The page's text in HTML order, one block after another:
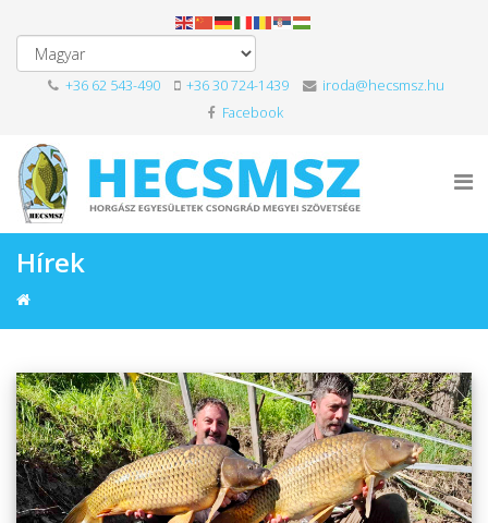
+36 62 543-490 +36 30 724-1439
iroda@hecsmsz.hu
Facebook
Hírek